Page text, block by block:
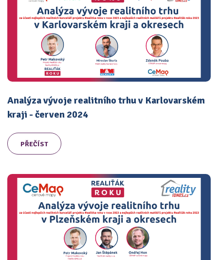
Analýza vývoje realitního trhu v Karlovarském
kraji - červen 2024
PŘEČÍST